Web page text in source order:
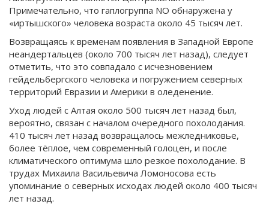
Примечательно, что гаплогруппа NO обнаружена у
«иртышского» человека возраста около 45 тысяч лет.
Возвращаясь к временам появления в Западной Европе
неандертальцев (около 700 тысяч лет назад), следует
отметить, что это совпадало с исчезновением
гейдельбергского человека и погружением северных
территорий Евразии и Америки в оледенение.
Уход людей с Алтая около 500 тысяч лет назад был,
вероятно, связан с началом очередного похолодания.
410 тысяч лет назад возвращалось межледниковье,
более тёплое, чем современный голоцен, и после
климатического оптимума шло резкое похолодание. В
трудах Михаила Васильевича Ломоносова есть
упоминание о северных исходах людей около 400 тысяч
лет назад.